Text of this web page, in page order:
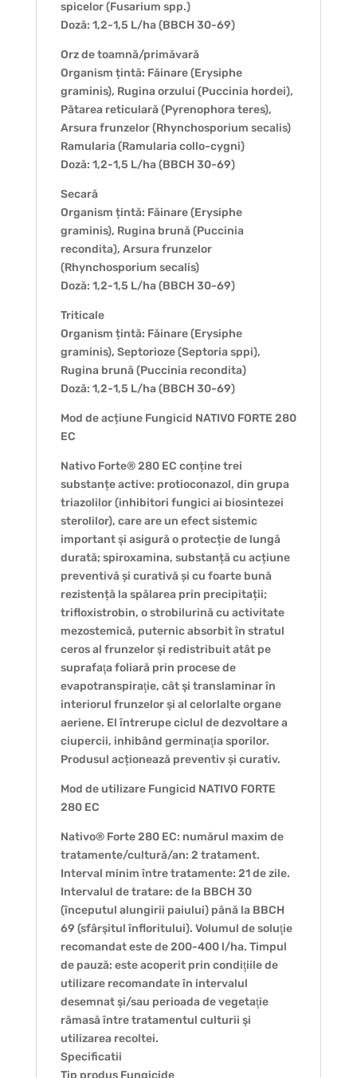
spicelor (Fusarium spp.)
Doză: 1,2-1,5 L/ha (BBCH 30-69)
Orz de toamnă/primăvară
Organism țintă: Făinare (Erysiphe
graminis), Rugina orzului (Puccinia hordei),
Pătarea reticulară (Pyrenophora teres),
Arsura frunzelor (Rhynchosporium secalis)
Ramularia (Ramularia collo-cygni)
Doză: 1,2-1,5 L/ha (BBCH 30-69)
Secară
Organism țintă: Făinare (Erysiphe
graminis), Rugina brună (Puccinia
recondita), Arsura frunzelor
(Rhynchosporium secalis)
Doză: 1,2-1,5 L/ha (BBCH 30-69)
Triticale
Organism țintă: Făinare (Erysiphe
graminis), Septorioze (Septoria sppi),
Rugina brună (Puccinia recondita)
Doză: 1,2-1,5 L/ha (BBCH 30-69)
Mod de acțiune Fungicid NATIVO FORTE 280
EC
Nativo Forte® 280 EC conține trei
substanțe active: protioconazol, din grupa
triazolilor (inhibitori fungici ai biosintezei
sterolilor), care are un efect sistemic
important şi asigură o protecție de lungă
durată; spiroxamina, substanță cu acțiune
preventivă și curativă și cu foarte bună
rezistență la spălarea prin precipitații;
trifloxistrobin, o strobilurină cu activitate
mezostemică, puternic absorbit în stratul
ceros al frunzelor şi redistribuit atât pe
suprafaţa foliară prin procese de
evapotranspiraţie, cât şi translaminar în
interiorul frunzelor şi al celorlalte organe
aeriene. El întrerupe ciclul de dezvoltare a
ciupercii, inhibând germinaţia sporilor.
Produsul acționează preventiv și curativ.
Mod de utilizare Fungicid NATIVO FORTE
280 EC
Nativo® Forte 280 EC: numărul maxim de
tratamente/cultură/an: 2 tratament.
Interval minim între tratamente: 21 de zile.
Intervalul de tratare: de la BBCH 30
(începutul alungirii paiului) până la BBCH
69 (sfârşitul înfloritului). Volumul de soluţie
recomandat este de 200-400 l/ha. Timpul
de pauză: este acoperit prin condiţiile de
utilizare recomandate în intervalul
desemnat şi/sau perioada de vegetaţie
rămasă între tratamentul culturii şi
utilizarea recoltei.
Specificatii